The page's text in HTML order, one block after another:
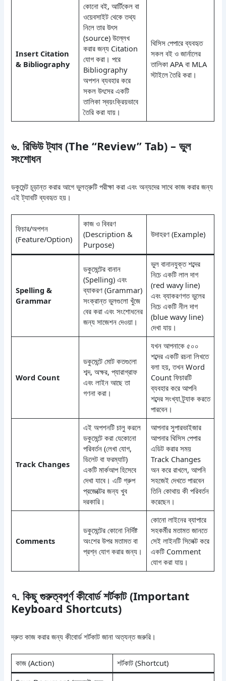
Insert Citation
& Bibliography
কোনো বই, আর্টিকেল বা
ওয়েবসাইট থেকে তথ্য
নিলে তার উৎস
(source) উল্লেখ
করার জন্য Citation
যোগ করা। পরে
Bibliography
অপশন ব্যবহার করে
সকল উৎসের একটি
তালিকা স্বয়ংক্রিয়ভাবে
তৈরি করা যায়।
থিসিস পেপারে ব্যবহৃত
সকল বই ও জার্নালের
তালিকা APA বা MLA
স্টাইলে তৈরি করা।
৬. রিভিউ ট্যাব (The “Review” Tab) – ভুল
সংশোধন
ডকুমেন্ট চূড়ান্ত করার আগে ভুলত্রুটি পরীক্ষা করা এবং অন্যদের সাথে কাজ করার জন্য
এই ট্যাবটি ব্যবহৃত হয়।
ফিচার/অপশন
(Feature/Option)
কাজ ও বিবরণ
(Description &
Purpose)
উদাহরণ (Example)
Spelling &
Grammar
ডকুমেন্টের বানান
(Spelling) এবং
ব্যাকরণ (Grammar)
সংক্রান্ত ভুলগুলো খুঁজে
বের করা এবং সংশোধনের
জন্য সাজেশন দেওয়া।
ভুল বানানযুক্ত শব্দের
নিচে একটি লাল দাগ
(red wavy line)
এবং ব্যাকরণগত ভুলের
নিচে একটি নীল দাগ
(blue wavy line)
দেখা যায়।
Word Count
ডকুমেন্টে মোট কতগুলো
শব্দ, অক্ষর, প্যারাগ্রাফ
এবং লাইন আছে তা
গণনা করা।
যখন আপনাকে ৫০০
শব্দের একটি রচনা লিখতে
বলা হয়, তখন Word
Count ফিচারটি
ব্যবহার করে আপনি
শব্দের সংখ্যা ট্র্যাক করতে
পারবেন।
Track Changes
এই অপশনটি চালু করলে
ডকুমেন্টে করা যেকোনো
পরিবর্তন (লেখা যোগ,
ডিলেট বা ফরম্যাট)
একটি মার্কআপ হিসেবে
দেখা যাবে। এটি গ্রুপ
প্রজেক্টের জন্য খুব
দরকারি।
আপনার সুপারভাইজার
আপনার থিসিস পেপার
এডিট করার সময়
Track Changes
অন করে রাখলে, আপনি
সহজেই দেখতে পারবেন
তিনি কোথায় কী পরিবর্তন
করেছেন।
Comments
ডকুমেন্টের কোনো নির্দিষ্ট
অংশের উপর মতামত বা
প্রশ্ন যোগ করার জন্য।
কোনো লাইনের ব্যাপারে
সহকর্মীর মতামত জানতে
সেই লাইনটি সিলেক্ট করে
একটি Comment
যোগ করা যায়।
৭. কিছু গুরুত্বপূর্ণ কীবোর্ড শর্টকাট (Important
Keyboard Shortcuts)
দ্রুত কাজ করার জন্য কীবোর্ড শর্টকাট জানা অত্যন্ত জরুরি।
কাজ (Action)
শর্টকাট (Shortcut)